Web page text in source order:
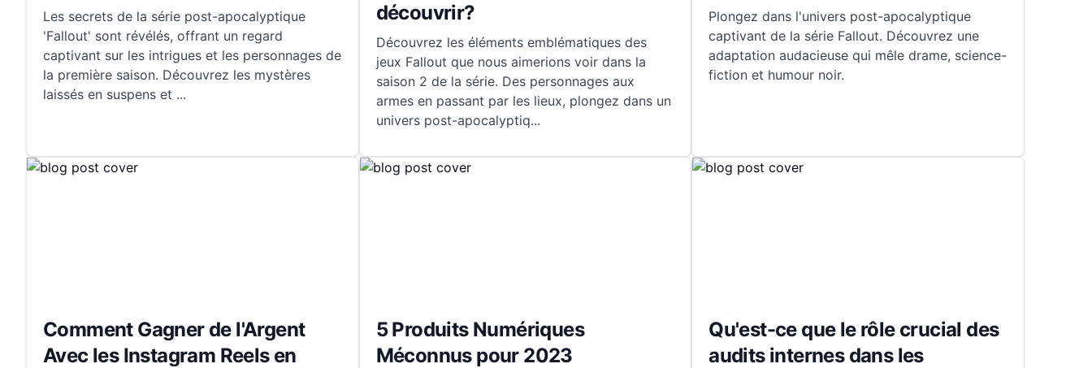
Les secrets de la série post-apocalyptique
'Fallout' sont révélés, offrant un regard
captivant sur les intrigues et les personnages de
la première saison. Découvrez les mystères
laissés en suspens et ...
découvrir?
Découvrez les éléments emblématiques des
jeux Fallout que nous aimerions voir dans la
saison 2 de la série. Des personnages aux
armes en passant par les lieux, plongez dans un
univers post-apocalyptiq...
Plongez dans l'univers post-apocalyptique
captivant de la série Fallout. Découvrez une
adaptation audacieuse qui mêle drame, science-
fiction et humour noir.
Comment Gagner de l'Argent
Avec les Instagram Reels en
5 Produits Numériques
Méconnus pour 2023
Qu'est-ce que le rôle crucial des
audits internes dans les